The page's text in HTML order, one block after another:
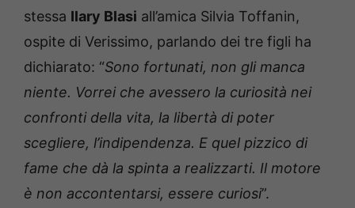
stessa Ilary Blasi all’amica Silvia Toffanin,
ospite di Verissimo, parlando dei tre figli ha
dichiarato: “Sono fortunati, non gli manca
niente. Vorrei che avessero la curiosità nei
confronti della vita, la libertà di poter
scegliere, l’indipendenza. E quel pizzico di
fame che dà la spinta a realizzarti. Il motore
è non accontentarsi, essere curiosi”.